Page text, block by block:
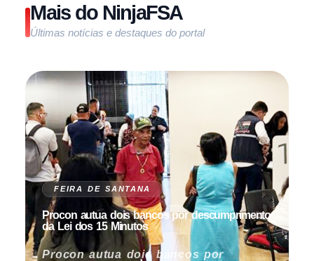
Mais do NinjaFSA
Últimas notícias e destaques do portal
FEIRA DE SANTANA
Procon autua dois bancos por descumprimento
da Lei dos 15 Minutos
Procon autua dois bancos por